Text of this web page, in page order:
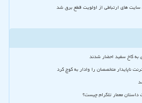
سایت های ارتباطی از اولویت قطع برق شد
به کاخ سفید احضار شدند
ناپایدار متخصصان را وادار به کوچ کرد
معمار تلگرام چیست؟